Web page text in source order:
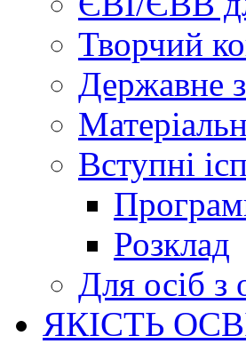
Творчий
Державне
Вступні
Розклад
Для осіб з
ЯКІСТЬ